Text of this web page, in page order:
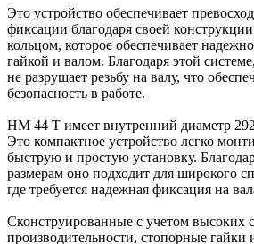
Это устройство обеспечивает
фиксации благодаря своей
кольцом, которое обеспечивает
гайкой и валом. Благодаря этой
не разрушает резьбу на валу, что
безопасность в работе.
HM 44 T имеет внутренний диаметр
Это компактное устройство легко
быструю и простую установку.
размерам оно подходит для широкого
где требуется надежная фиксация на
Сконструированные с учетом высоких
производительности, стопорные